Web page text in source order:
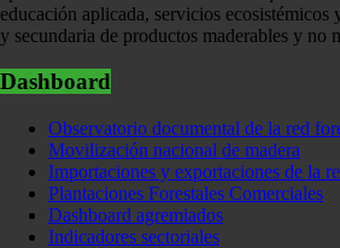
educación aplicada, servicios
y secundaria de productos maderables y no
Dashboard
Observatorio documental de la red
Movilización nacional de madera
Importaciones y exportaciones de la
Plantaciones Forestales Comerciales
Dashboard agremiados
Indicadores sectoriales